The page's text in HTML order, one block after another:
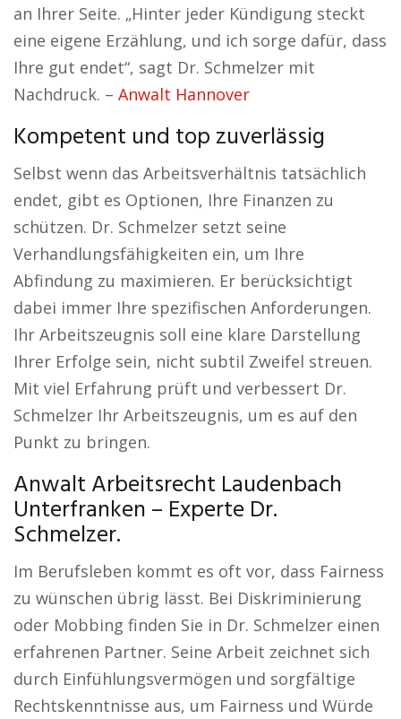
an Ihrer Seite. „Hinter jeder Kündigung steckt
eine eigene Erzählung, und ich sorge dafür, dass
Ihre gut endet“, sagt Dr. Schmelzer mit
Nachdruck. – Anwalt Hannover
Kompetent und top zuverlässig
Selbst wenn das Arbeitsverhältnis tatsächlich
endet, gibt es Optionen, Ihre Finanzen zu
schützen. Dr. Schmelzer setzt seine
Verhandlungsfähigkeiten ein, um Ihre
Abfindung zu maximieren. Er berücksichtigt
dabei immer Ihre spezifischen Anforderungen.
Ihr Arbeitszeugnis soll eine klare Darstellung
Ihrer Erfolge sein, nicht subtil Zweifel streuen.
Mit viel Erfahrung prüft und verbessert Dr.
Schmelzer Ihr Arbeitszeugnis, um es auf den
Punkt zu bringen.
Anwalt Arbeitsrecht Laudenbach
Unterfranken – Experte Dr.
Schmelzer.
Im Berufsleben kommt es oft vor, dass Fairness
zu wünschen übrig lässt. Bei Diskriminierung
oder Mobbing finden Sie in Dr. Schmelzer einen
erfahrenen Partner. Seine Arbeit zeichnet sich
durch Einfühlungsvermögen und sorgfältige
Rechtskenntnisse aus, um Fairness und Würde